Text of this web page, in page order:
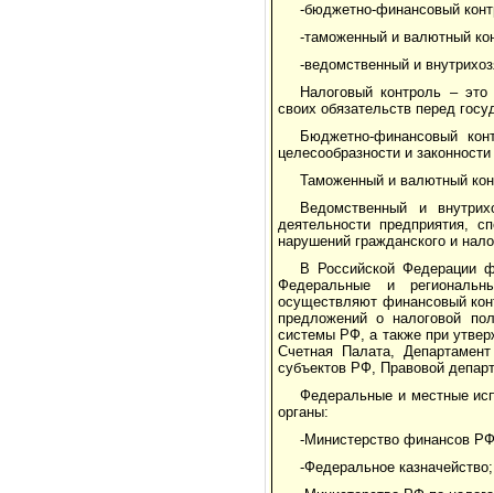
-бюджетно-финансовый
-таможенный и валютный
-ведомственный и
Налоговый контроль –
своих обязательств перед
Бюджетно-финансовый
целесообразности и
Таможенный и валютный
Ведомственный и
деятельности предприятия,
нарушений гражданского и
В Российской Федерации
Федеральные и
осуществляют финансовый
предложений о налоговой
системы РФ, а также при
Счетная Палата,
субъектов РФ, Правовой
Федеральные и местные
органы:
-Министерство финансов
-Федеральное казначейство;